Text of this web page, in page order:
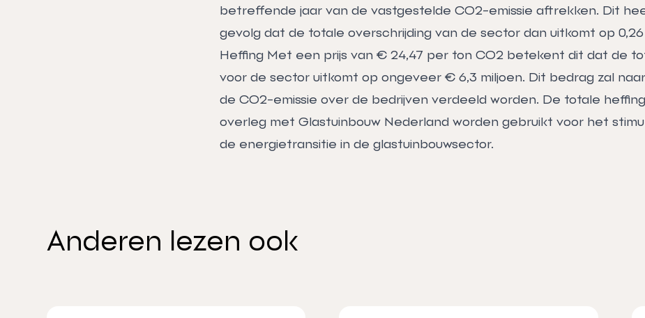
betreffende jaar van de vastgestelde CO2-emissie aftrekken. Dit
gevolg dat de totale overschrijding van de sector dan uitkomt op
Heffing Met een prijs van € 24,47 per ton CO2 betekent dit dat de
voor de sector uitkomt op ongeveer € 6,3 miljoen. Dit bedrag zal
de CO2-emissie over de bedrijven verdeeld worden. De totale
overleg met Glastuinbouw Nederland worden gebruikt voor het
de energietransitie in de glastuinbouwsector.
Anderen lezen ook